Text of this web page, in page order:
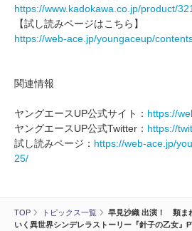
TOP トピックス一覧
早見沙織 出演！ 類ま
いく異世界シンデレラストーリー『針子の乙女
https://www.kadokawa.co.jp/product/
【試し読みページはこちら】
https://web-ace.jp/youngaceup/
関連情報
ヤングエースUP公式サイト： https://
ヤングエースUP公式Twitter： https://
試し読みページ： https://web-ace.jp/
25/